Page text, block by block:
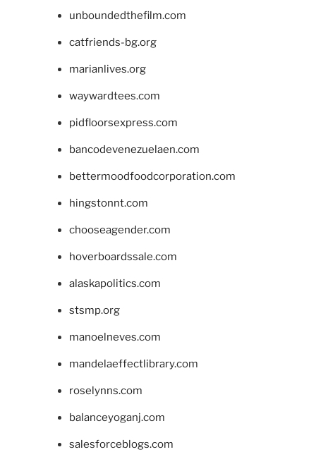
unboundedthefilm.com
catfriends-bg.org
marianlives.org
waywardtees.com
pidfloorsexpress.com
bancodevenezuelaen.com
bettermoodfoodcorporation.com
hingstonnt.com
chooseagender.com
hoverboardssale.com
alaskapolitics.com
stsmp.org
manoelneves.com
mandelaeffectlibrary.com
roselynns.com
balanceyoganj.com
salesforceblogs.com